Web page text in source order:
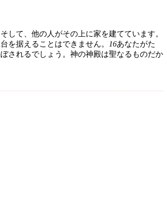
して、他の人がその上に家を建てています。
を据えることはできません。 16あなたがた
されるでしょう。神の神殿は聖なるものだか